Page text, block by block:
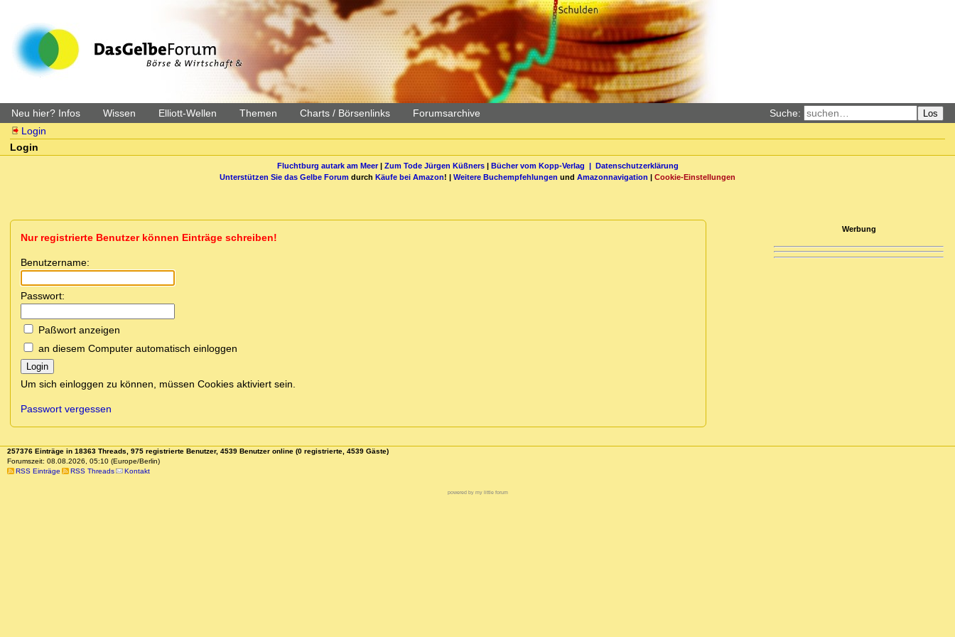
Neu hier? Infos Wissen Elliott-Wellen Themen Charts / Börsenlinks Forumsarchive Suche: Los
Login
Login
Fluchtburg autark am Meer| Zum Tode Jürgen Küßners| Bücher vom Kopp-Verlag | Datenschutzerklärung
Unterstützen Sie das Gelbe Forum durch Käufe bei Amazon! | Weitere Buchempfehlungen und Amazonnavigation | Cookie-Einstellungen
Nur registrierte Benutzer können Einträge schreiben!
Benutzername:
Passwort:
Paßwort anzeigen
an diesem Computer automatisch einloggen
Login
Um sich einloggen zu können, müssen Cookies aktiviert sein.
Passwort vergessen
Werbung
257376 Einträge in 18363 Threads, 975 registrierte Benutzer, 4539 Benutzer online (0 registrierte, 4539 Gäste)
Forumszeit: 08.08.2026, 05:10 (Europe/Berlin)
RSS Einträge
RSS Threads Kontakt
powered by my little forum